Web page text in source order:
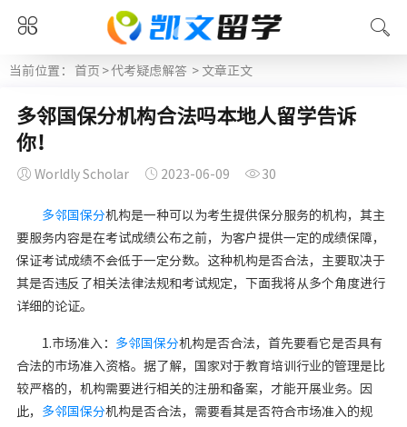
当前位置： 首页 >代考疑虑解答 > 文章正文
多邻国保分机构合法吗本地人留学告诉
你！
Worldly Scholar 2023-06-09 30
多邻国保分机构是一种可以为考生提供保分服务的机构，其主
要服务内容是在考试成绩公布之前，为客户提供一定的成绩保障，
保证考试成绩不会低于一定分数。这种机构是否合法，主要取决于
其是否违反了相关法律法规和考试规定，下面我将从多个角度进行
详细的论证。
1.市场准入： 多邻国保分机构是否合法，首先要看它是否具有
合法的市场准入资格。据了解，国家对于教育培训行业的管理是比
较严格的，机构需要进行相关的注册和备案，才能开展业务。因
此， 多邻国保分机构是否合法，需要看其是否符合市场准入的规